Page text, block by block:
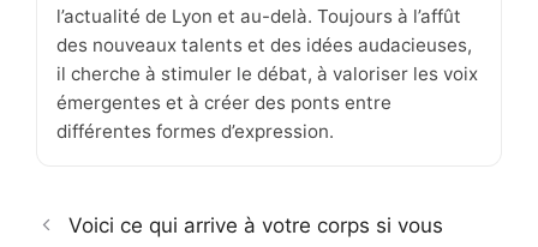
l’actualité de Lyon et au-delà. Toujours à l’affût
des nouveaux talents et des idées audacieuses,
il cherche à stimuler le débat, à valoriser les voix
émergentes et à créer des ponts entre
différentes formes d’expression.
Voici ce qui arrive à votre corps si vous